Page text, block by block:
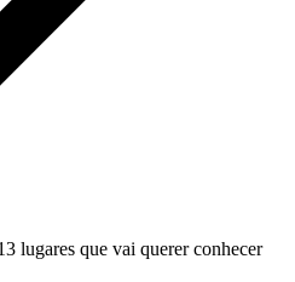
lugares que vai querer conhecer